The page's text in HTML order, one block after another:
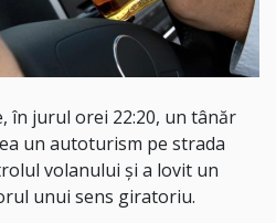
în jurul orei 22:20, un tânăr
un autoturism pe strada
volanului și a lovit un
unui sens giratoriu.